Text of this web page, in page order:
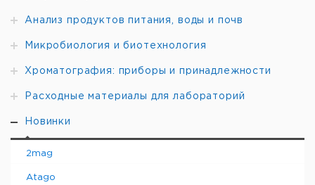
Анализ продуктов питания, воды и почв
Микробиология и биотехнология
Хроматография: приборы и принадлежности
Расходные материалы для лабораторий
Новинки
2mag
Atago